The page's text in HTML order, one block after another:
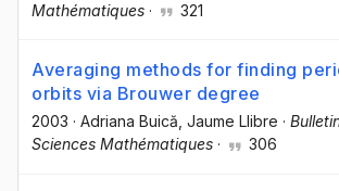
Mathématiques · 321
Averaging methods for finding
orbits via Brouwer degree
2003 · Adriana Buică , Jaume Llibre ·
Sciences Mathématiques · 306